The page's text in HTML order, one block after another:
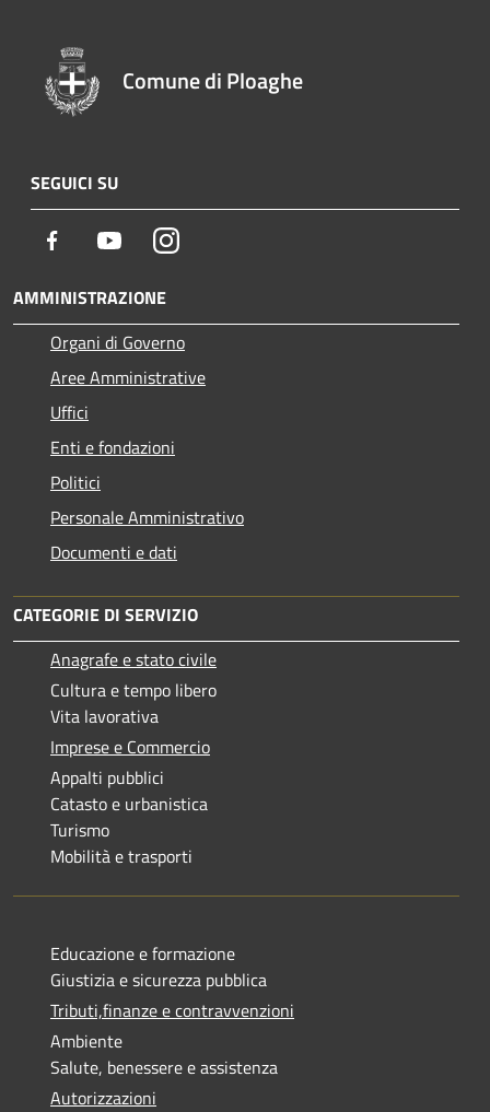
Comune di Ploaghe
SEGUICI SU
Facebook YoutubeInstagram
AMMINISTRAZIONE
Organi di Governo
Aree Amministrative
Uffici
Enti e fondazioni
Politici
Personale Amministrativo
Documenti e dati
CATEGORIE DI SERVIZIO
Anagrafe e stato civile
Cultura e tempo libero
Vita lavorativa
Imprese e Commercio
Appalti pubblici
Catasto e urbanistica
Turismo
Mobilità e trasporti
Educazione e formazione
Giustizia e sicurezza pubblica
Tributi,finanze e contravvenzioni
Ambiente
Salute, benessere e assistenza
Autorizzazioni